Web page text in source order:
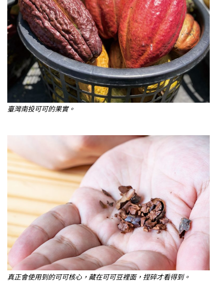
臺灣南投可可的果實。
真正會使用到的可可核心，藏在可可豆裡面，捏碎才看得到。